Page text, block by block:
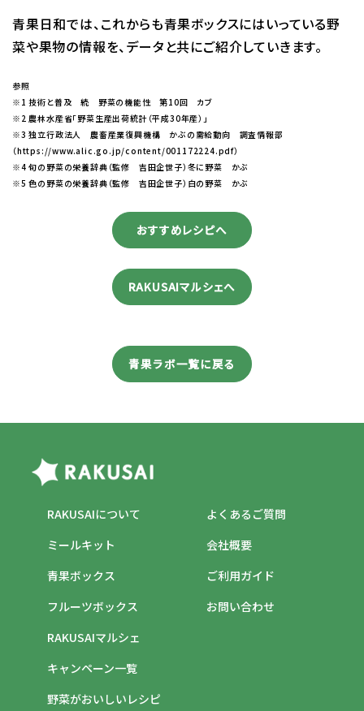
青果日和では、これからも青果ボックスにはいっている野
菜や果物の情報を、データと共にご紹介していきます。
参照
※1 技術と普及 続 野菜の機能性 第10回 カブ
※2 農林水産省「野菜生産出荷統計（平成30年産）」
※3 独立行政法人 農畜産業復興機構 かぶの需給動向 調査情報部
（https://www.alic.go.jp/content/001172224.pdf）
※4 旬の野菜の栄養辞典（監修 吉田企世子）冬に野菜 かぶ
※5 色の野菜の栄養辞典（監修 吉田企世子）白の野菜 かぶ
おすすめレシピへ
RAKUSAIマルシェへ
青果ラボ一覧に戻る
RAKUSAIについて
ミールキット
青果ボックス
フルーツボックス
RAKUSAIマルシェ
キャンペーン一覧
野菜がおいしいレシピ
よくあるご質問
ご利用ガイド
会社概要
お問い合わせ